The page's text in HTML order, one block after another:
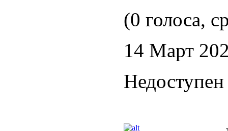
(0 голоса,
14 Март